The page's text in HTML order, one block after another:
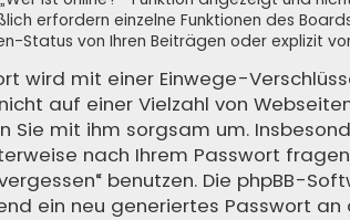
erfordern einzelne Funktionen des
Status von Ihren Beiträgen oder explizit
wird mit einer Einwege-
auf einer Vielzahl von
Sie mit ihm sorgsam um.
nach Ihrem Passwort
benutzen. Die phpBB-
ein neu generiertes Passwort